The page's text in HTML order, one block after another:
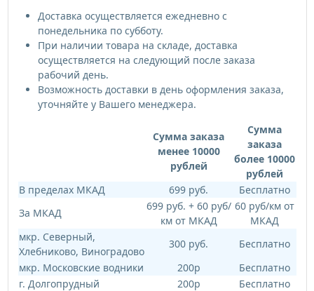
Доставка осуществляется ежедневно с
понедельника по субботу.
При наличии товара на складе, доставка
осуществляется на следующий после заказа
рабочий день.
Возможность доставки в день оформления заказа,
уточняйте у Вашего менеджера.
Сумма заказа
менее 10000
рублей
Сумма
заказа
более 10000
рублей
В пределах МКАД
699 руб.
Бесплатно
За МКАД
699 руб. + 60 руб/
км от МКАД
60 руб/км от
МКАД
мкр. Северный,
Хлебниково, Виноградово
300 руб.
Бесплатно
мкр. Московские водники
200р
Бесплатно
г. Долгопрудный
200р Бесплатно